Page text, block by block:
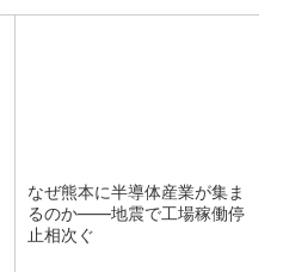
なぜ熊本に半導体産業が集ま
るのか――地震で工場稼働停
止相次ぐ